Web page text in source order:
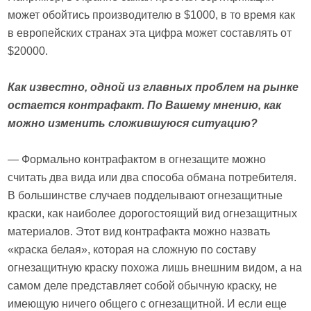
может обойтись производителю в $1000, в то время как
в европейских странах эта цифра может составлять от
$20000.
Как известно, одной из главных проблем на рынке
остается контрафакт. По Вашему мнению, как
можно изменить сложившуюся ситуацию?
— Формально контрафактом в огнезащите можно
считать два вида или два способа обмана потребителя.
В большинстве случаев подделывают огнезащитные
краски, как наиболее дорогостоящий вид огнезащитных
материалов. Этот вид контрафакта можно назвать
«краска белая», которая на сложную по составу
огнезащитную краску похожа лишь внешним видом, а на
самом деле представляет собой обычную краску, не
имеющую ничего общего с огнезащитной. И если еще